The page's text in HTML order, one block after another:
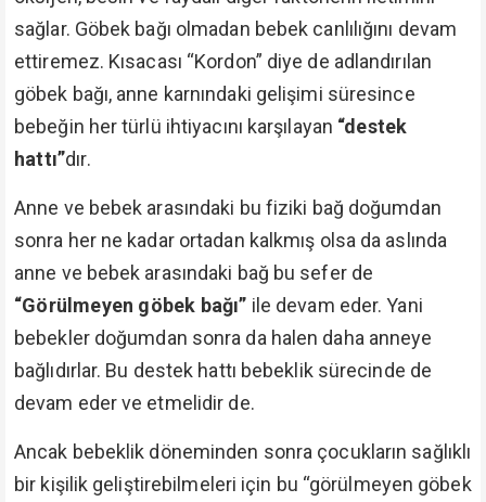
sağlar. Göbek bağı olmadan bebek canlılığını devam
ettiremez. Kısacası “Kordon” diye de adlandırılan
göbek bağı, anne karnındaki gelişimi süresince
bebeğin her türlü ihtiyacını karşılayan “destek
hattı”dır.
Anne ve bebek arasındaki bu fiziki bağ doğumdan
sonra her ne kadar ortadan kalkmış olsa da aslında
anne ve bebek arasındaki bağ bu sefer de
“Görülmeyen göbek bağı” ile devam eder. Yani
bebekler doğumdan sonra da halen daha anneye
bağlıdırlar. Bu destek hattı bebeklik sürecinde de
devam eder ve etmelidir de.
Ancak bebeklik döneminden sonra çocukların sağlıklı
bir kişilik geliştirebilmeleri için bu “görülmeyen göbek